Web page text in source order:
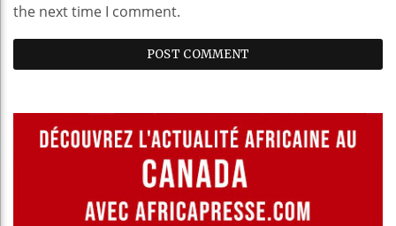
the next time I comment.